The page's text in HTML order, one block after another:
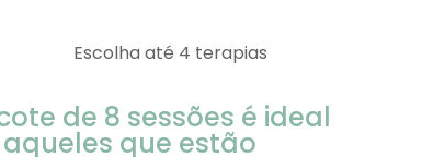
Escolha até 4 terapias
de 8 sessões é ideal
que estão